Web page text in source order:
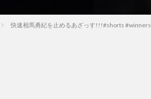
快速相馬勇紀を止めるあざっす!!!#shorts #winners